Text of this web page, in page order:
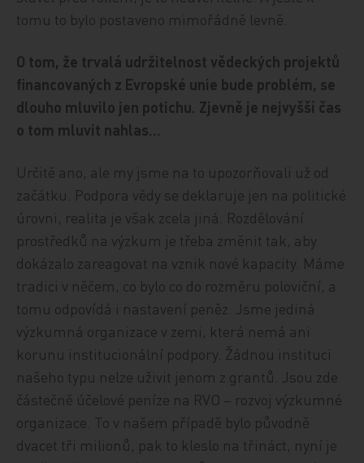
tomu to bylo postaveno mimořádně levně.
O tom, že trvalá udržitelnost vědeckých projektů
financovaných z Evropské unie bude problém, se
dlouho mluvilo jen potichu. Zjevně je nejvyšší čas
o tom mluvit nahlas…
Určitě ano, ale my jsme na to upozorňovali už od
začátku. Podpora vědy se deklaruje jen na politické
úrovni, realita je však zcela jiná. Rozdělování
prostředků na výzkum je třeba změnit tak, aby
dokázalo zareagovat na vznik nové kapacity. Máme
tradici v něčem, co bylo co do rozměru poloviční, a
tomu odpovídá i nastavení peněz. Jsme jediná
výzkumná organizace v zemi, která nemá ani
korunu institucionální podpory. Žádnou instituci
našeho typu nelze uživit jenom z grantů. Jsou zde
částečně účelové peníze na RVO – rozvoj výzkumné
organizace. To v našem případě bylo původně
dvacet tři milionů, pak to kleslo na třináct, nyní je